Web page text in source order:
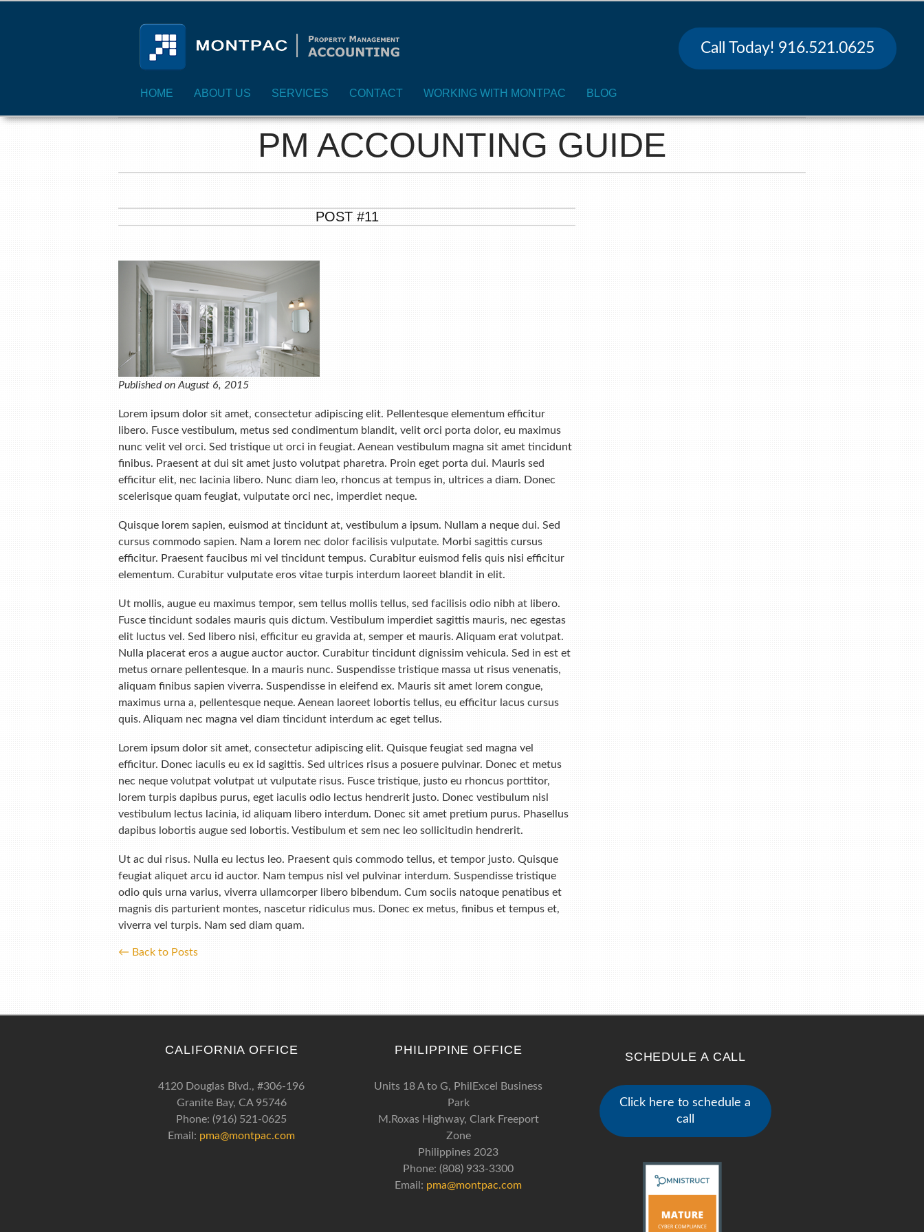
Call Today! 916.521.0625
HOME ABOUT US SERVICES CONTACT WORKING WITH MONTPAC BLOG
PM ACCOUNTING GUIDE
POST #11
Published on August 6, 2015
Lorem ipsum dolor sit amet, consectetur adipiscing elit. Pellentesque elementum efficitur
libero. Fusce vestibulum, metus sed condimentum blandit, velit orci porta dolor, eu maximus
nunc velit vel orci. Sed tristique ut orci in feugiat. Aenean vestibulum magna sit amet tincidunt
finibus. Praesent at dui sit amet justo volutpat pharetra. Proin eget porta dui. Mauris sed
efficitur elit, nec lacinia libero. Nunc diam leo, rhoncus at tempus in, ultrices a diam. Donec
scelerisque quam feugiat, vulputate orci nec, imperdiet neque.
Quisque lorem sapien, euismod at tincidunt at, vestibulum a ipsum. Nullam a neque dui. Sed
cursus commodo sapien. Nam a lorem nec dolor facilisis vulputate. Morbi sagittis cursus
efficitur. Praesent faucibus mi vel tincidunt tempus. Curabitur euismod felis quis nisi efficitur
elementum. Curabitur vulputate eros vitae turpis interdum laoreet blandit in elit.
Ut mollis, augue eu maximus tempor, sem tellus mollis tellus, sed facilisis odio nibh at libero.
Fusce tincidunt sodales mauris quis dictum. Vestibulum imperdiet sagittis mauris, nec egestas
elit luctus vel. Sed libero nisi, efficitur eu gravida at, semper et mauris. Aliquam erat volutpat.
Nulla placerat eros a augue auctor auctor. Curabitur tincidunt dignissim vehicula. Sed in est et
metus ornare pellentesque. In a mauris nunc. Suspendisse tristique massa ut risus venenatis,
aliquam finibus sapien viverra. Suspendisse in eleifend ex. Mauris sit amet lorem congue,
maximus urna a, pellentesque neque. Aenean laoreet lobortis tellus, eu efficitur lacus cursus
quis. Aliquam nec magna vel diam tincidunt interdum ac eget tellus.
Lorem ipsum dolor sit amet, consectetur adipiscing elit. Quisque feugiat sed magna vel
efficitur. Donec iaculis eu ex id sagittis. Sed ultrices risus a posuere pulvinar. Donec et metus
nec neque volutpat volutpat ut vulputate risus. Fusce tristique, justo eu rhoncus porttitor,
lorem turpis dapibus purus, eget iaculis odio lectus hendrerit justo. Donec vestibulum nisl
vestibulum lectus lacinia, id aliquam libero interdum. Donec sit amet pretium purus. Phasellus
dapibus lobortis augue sed lobortis. Vestibulum et sem nec leo sollicitudin hendrerit.
Ut ac dui risus. Nulla eu lectus leo. Praesent quis commodo tellus, et tempor justo. Quisque
feugiat aliquet arcu id auctor. Nam tempus nisl vel pulvinar interdum. Suspendisse tristique
odio quis urna varius, viverra ullamcorper libero bibendum. Cum sociis natoque penatibus et
magnis dis parturient montes, nascetur ridiculus mus. Donec ex metus, finibus et tempus et,
viverra vel turpis. Nam sed diam quam.
← Back to Posts
CALIFORNIA OFFICE
4120 Douglas Blvd., #306-196
Granite Bay, CA 95746
Phone: (916) 521-0625
Email: pma@montpac.com
PHILIPPINE OFFICE
Units 18 A to G, PhilExcel Business
Park
M.Roxas Highway, Clark Freeport
Zone
Philippines 2023
Phone: (808) 933-3300
Email: pma@montpac.com
SCHEDULE A CALL
Click here to schedule a
call